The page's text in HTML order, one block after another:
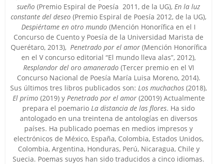
sueño (Premio Espiral de Poesía 2011, de la UG), En la luz
constante del deseo (Premio Espiral de Poesía 2012, de la UG),
Despiértame en otro mundo (Mención Honorífica en el I
Concurso de Cuento y Poesía de la Universidad Marista de
Querétaro, 2013), Penetrado por el amor(Mención Honorífica
en el V concurso editorial “El mundo lleva alas”, 2012),
Resplandor del oro amanerado (Tercer premio en el VI
Concurso Nacional de Poesía María Luisa Moreno, 2014).
Sus últimos tres libros publicados son: Los muchachos (2018),
El primo(2019) y Penetrado por el amor(20019) Actualmente
prepara el poemario La distancia de las flores. Ha sido
antologado en una treintena de antologías en diversos
países. Ha publicado poemas en medios impresos y
electrónicos de México, España, Colombia, Estados Unidos,
Colombia, Argentina, Honduras, Perú, Nicaragua, Chile y
Suecia. Poemas suyos han sido traducidos a cinco idiomas.